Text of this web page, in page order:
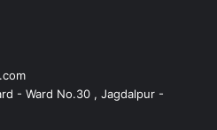
- Ward No.30 , Jagdalpur -